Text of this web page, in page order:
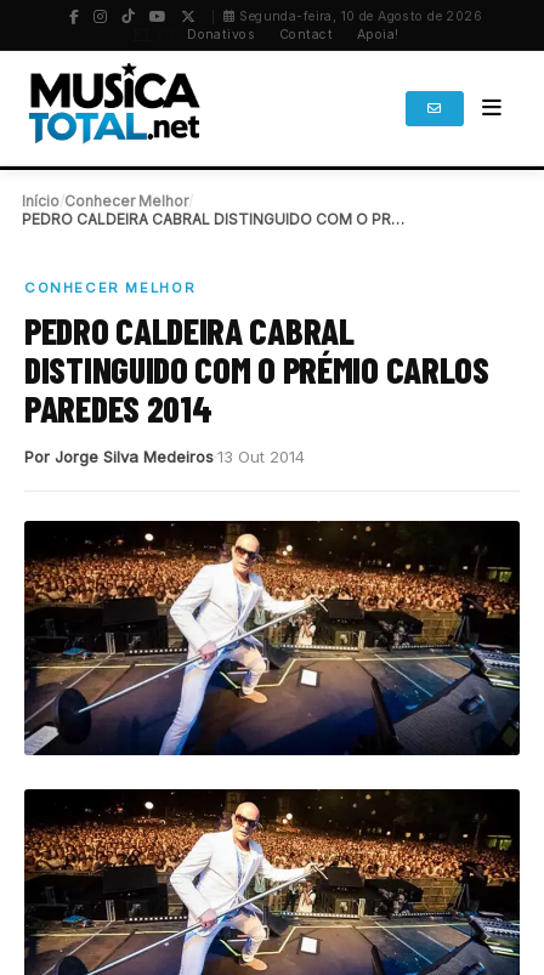
Segunda-feira, 10 de Agosto de 2026
Donativos Contact Apoia!
Início Conhecer Melhor/
PEDRO CALDEIRA CABRAL DISTINGUIDO COM O PRÉMIO CARLOS…
CONHECER MELHOR
PEDRO CALDEIRA CABRAL
DISTINGUIDO COM O PRÉMIO CARLOS
PAREDES 2014
Por Jorge Silva Medeiros13 Out 2014